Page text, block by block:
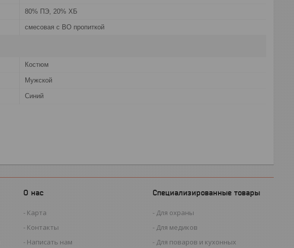
80% ПЭ, 20% ХБ
смесовая с ВО пропиткой
Костюм
Мужской
Синий
О нас
Карта
Контакты
Написать нам
Специализированные товары
Для охраны
Для медиков
Для поваров и кухонных